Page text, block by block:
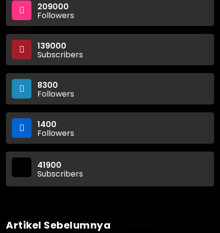
209000
Followers
139000
Subscribers
8300
Followers
1400
Followers
41900
Subscribers
Artikel Sebelumnya